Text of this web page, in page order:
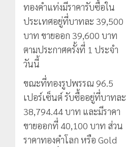
ทองคำแท่งมีราคารับซื้อใน
ประเทศอยู่ที่บาทละ 39,500
บาท ขายออก 39,600 บาท
ตามประกาศครั้งที่ 1 ประจำ
วันนี้
ขณะที่ทองรูปพรรณ 96.5
เปอร์เซ็นต์ รับซื้ออยู่ที่บาทละ
38,794.44 บาท และมีราคา
ขายออกที่ 40,100 บาท ส่วน
ราคาทองคำโลก หรือ Gold